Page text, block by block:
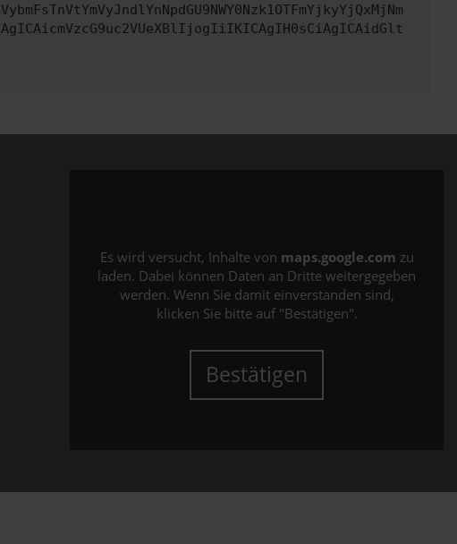
Es wird versucht, Inhalte von maps.google.com zu
laden. Dabei können Daten an Dritte weitergegeben
werden. Wenn Sie damit einverstanden sind,
klicken Sie bitte auf "Bestätigen".
Bestätigen